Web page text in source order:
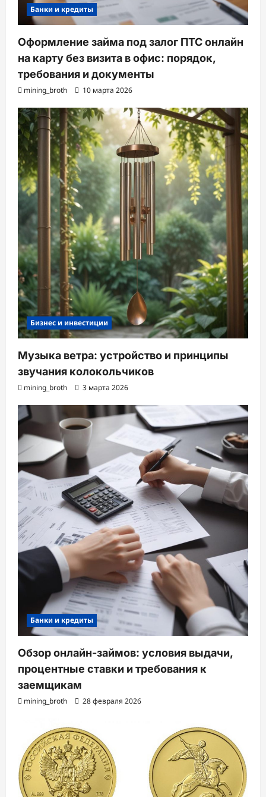
Банки и кредиты
Оформление займа под залог ПТС онлайн
на карту без визита в офис: порядок,
требования и документы
mining_broth 10 марта 2026
Бизнес и инвестиции
Музыка ветра: устройство и принципы
звучания колокольчиков
mining_broth 3 марта 2026
Банки и кредиты
Обзор онлайн-займов: условия выдачи,
процентные ставки и требования к
заемщикам
mining_broth 28 февраля 2026